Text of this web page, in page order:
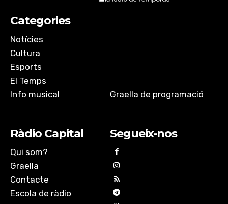
EMBED
Categories
Notícies
Cultura
Esports
El Temps
Info musical
Graella de programació
Ràdio Capital
Qui som?
Graella
Contacte
Escola de ràdio
Segueix-nos